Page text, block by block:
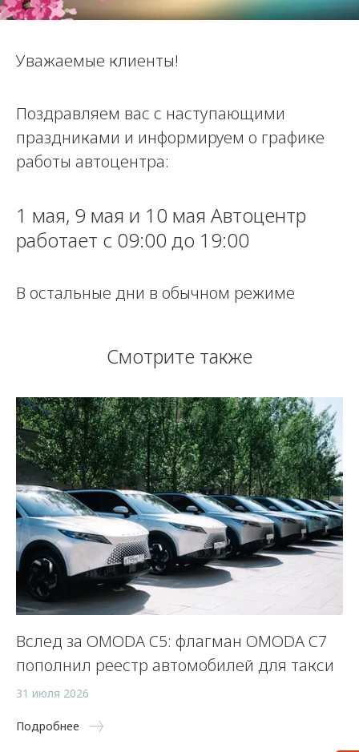
Страхование
Аксессуары
Оригинальные аксессуары
Запчасти
Калькулятор трейд-ин
Руководства по эксплуатации
O&J Автоклуб
Приложение O&J
Аксессуары
Оригинальные аксессуары
Запчасти
Обратная связь
Уважаемые клиенты!
Поздравляем вас с наступающими
праздниками и информируем о графике
работы автоцентра:
1 мая, 9 мая и 10 мая Автоцентр
работает с 09:00 до 19:00
В остальные дни в обычном режиме
Смотрите также
Вслед за OMODA C5: флагман OMODA C7
пополнил реестр автомобилей для такси
31 июля 2026
Подробнее